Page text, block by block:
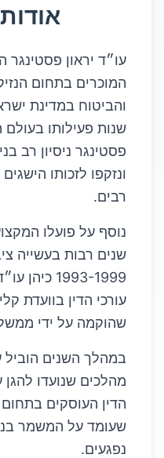
עו״ד יראון פסטינגר
המוכרים בתחום
שנות פעילותו
פסטינגר ניסיון רב
ונזקפו לזכותו
רבים.
נוסף על פועלו
שנים רבות בעשייה
1993-1999
עורכי הדין בוועדת
שהוקמה על ידי
במהלך השנים
מהלכים שנועדו להגן
הדין העוסקים בתחום
שעומד על המשמר
נפגעים.